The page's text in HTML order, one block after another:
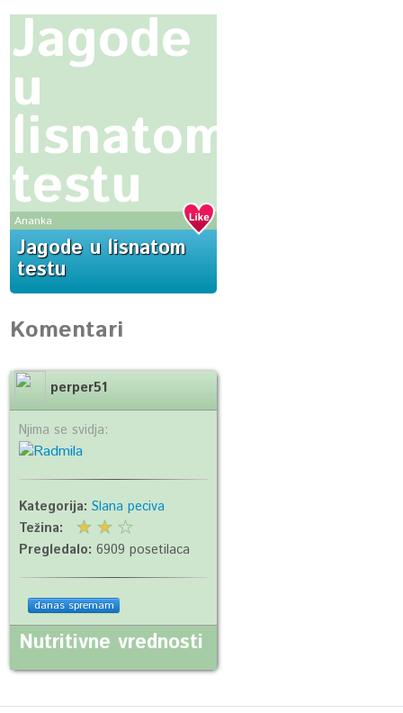
Jagode
u
lisnatom
testu
Ananka
Jagode u lisnatom
testu
Komentari
perper51
Njima se svidja:
Kategorija:Slana peciva
Težina:
Pregledalo: 6909 posetilaca
danas spremam
Nutritivne vrednosti